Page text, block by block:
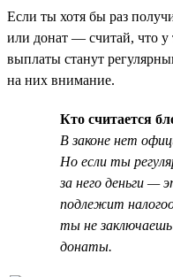
Если ты хотя бы раз
или донат — считай, что у
выплаты станут
на них внимание.
Кто считается
В законе нет
Но если ты
за него деньги —
подлежит
ты не
донаты.